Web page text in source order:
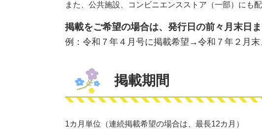
また、公共施設、コンビニエンスストア（一部）にも配
掲載をご希望の場合は、発行日の前々月末日ま
例：令和７年４月号に掲載希望→令和７年２月末
掲載期間
1カ月単位（連続掲載希望の場合は、最長12カ月）